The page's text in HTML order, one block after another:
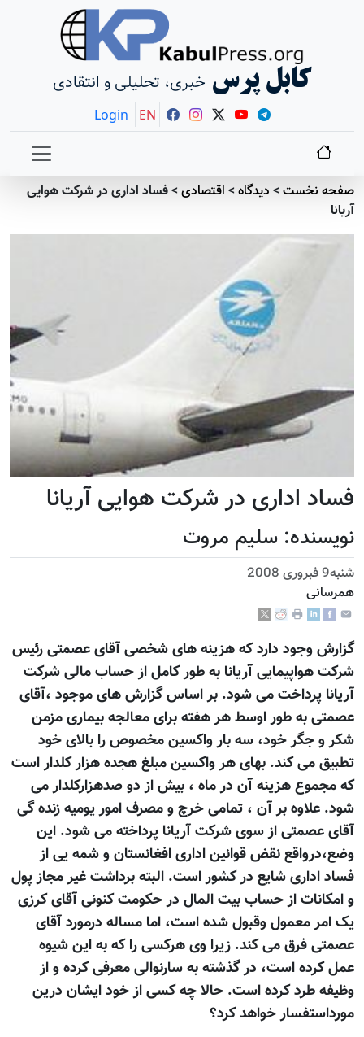
کابل پرس خبری، تحلیلی و انتقادی
Login EN
صفحه نخست> دیدگاه> اقتصادی>فساد اداری در شرکت هوایی
آریانا
فساد اداری در شرکت هوایی آریانا
نويسنده: سليم مروت
شنبه9 فبروری 2008
همرسانی
گزارش وجود دارد که هزینه های شخصی آقای عصمتی رئیس
شرکت هواپیمایی آریانا به طور کامل از حساب مالی شرکت
آریانا پرداخت می شود. بر اساس گزارش های موجود ،آقای
عصمتی به طور اوسط هر هفته برای معالجه بیماری مزمن
شکر و جگر خود، سه بار واکسین مخصوص را بالای خود
تطبیق می کند. بهای هر واکسین مبلغ هجده هزار کلدار است
که مجموع هزینه آن در ماه ، بیش از دو صدهزارکلدار می
شود. علاوه بر آن ، تمامی خرچ و مصرف امور یومیه زنده گی
آقای عصمتی از سوی شرکت آریانا پرداخته می شود. این
وضع،درواقع نقض قوانین اداری افغانستان و شمه یی از
فساد اداری شایع در کشور است. البته برداشت غیر مجاز پول
و امکانات از حساب بیت المال در حکومت کنونی آقای کرزی
یک امر معمول وقبول شده است، اما مساله درمورد آقای
عصمتی فرق می کند. زیرا وی هرکسی را که به این شیوه
عمل کرده است، در گذشته به سارنوالی معرفی کرده و از
وظیفه طرد کرده است. حالا چه کسی از خود ایشان درین
مورداستفسار خواهد کرد؟